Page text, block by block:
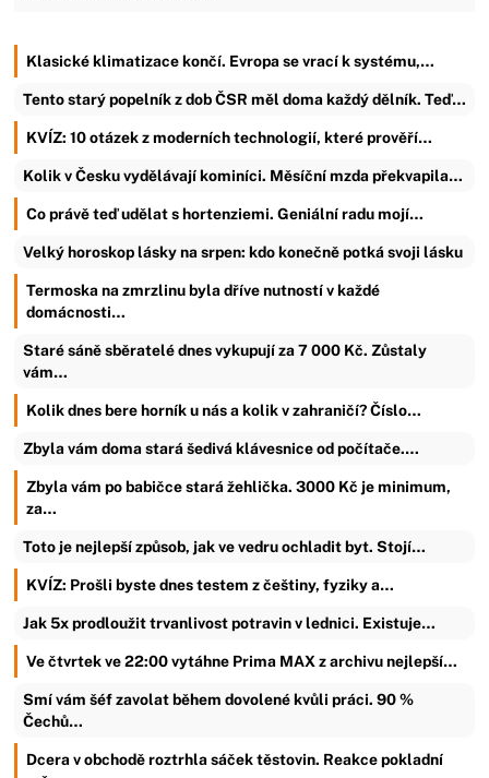
Klasické klimatizace končí. Evropa se vrací k systému,…
Tento starý popelník z dob ČSR měl doma každý dělník. Teď…
KVÍZ: 10 otázek z moderních technologií, které prověří…
Kolik v Česku vydělávají kominíci. Měsíční mzda překvapila…
Co právě teď udělat s hortenziemi. Geniální radu mojí…
Velký horoskop lásky na srpen: kdo konečně potká svoji lásku
Termoska na zmrzlinu byla dříve nutností v každé
domácnosti…
Staré sáně sběratelé dnes vykupují za 7 000 Kč. Zůstaly
vám…
Kolik dnes bere horník u nás a kolik v zahraničí? Číslo…
Zbyla vám doma stará šedivá klávesnice od počítače.…
Zbyla vám po babičce stará žehlička. 3000 Kč je minimum,
za…
Toto je nejlepší způsob, jak ve vedru ochladit byt. Stojí…
KVÍZ: Prošli byste dnes testem z češtiny, fyziky a…
Jak 5x prodloužit trvanlivost potravin v lednici. Existuje…
Ve čtvrtek ve 22:00 vytáhne Prima MAX z archivu nejlepší…
Smí vám šéf zavolat během dovolené kvůli práci. 90 %
Čechů…
Dcera v obchodě roztrhla sáček těstovin. Reakce pokladní